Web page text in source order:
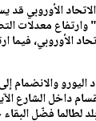
الأوروبي
فيما
والانضمام
داخل الشارع
لطالما فضّل البقاء